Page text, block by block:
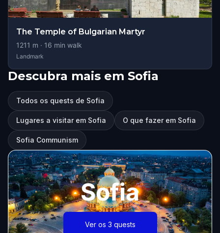
The Temple of Bulgarian Martyr
1211 m · 16 min walk
Landmark
Descubra mais em Sofia
Todos os quests de Sofia
Lugares a visitar em Sofia O que fazer em Sofia
Sofia Communism
Sofia
Ver os 3 quests